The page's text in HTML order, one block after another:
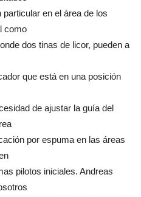
en el área de los
como
dos tinas de licor, pueden a
que está en una posición
de ajustar la guía del
por espuma en las áreas
pilotos iniciales. Andreas